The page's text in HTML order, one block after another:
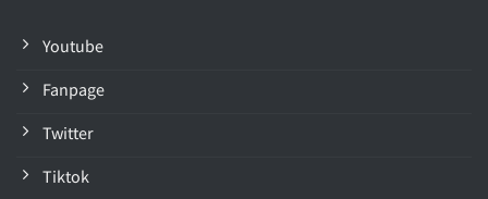
Youtube
Fanpage
Twitter
Tiktok